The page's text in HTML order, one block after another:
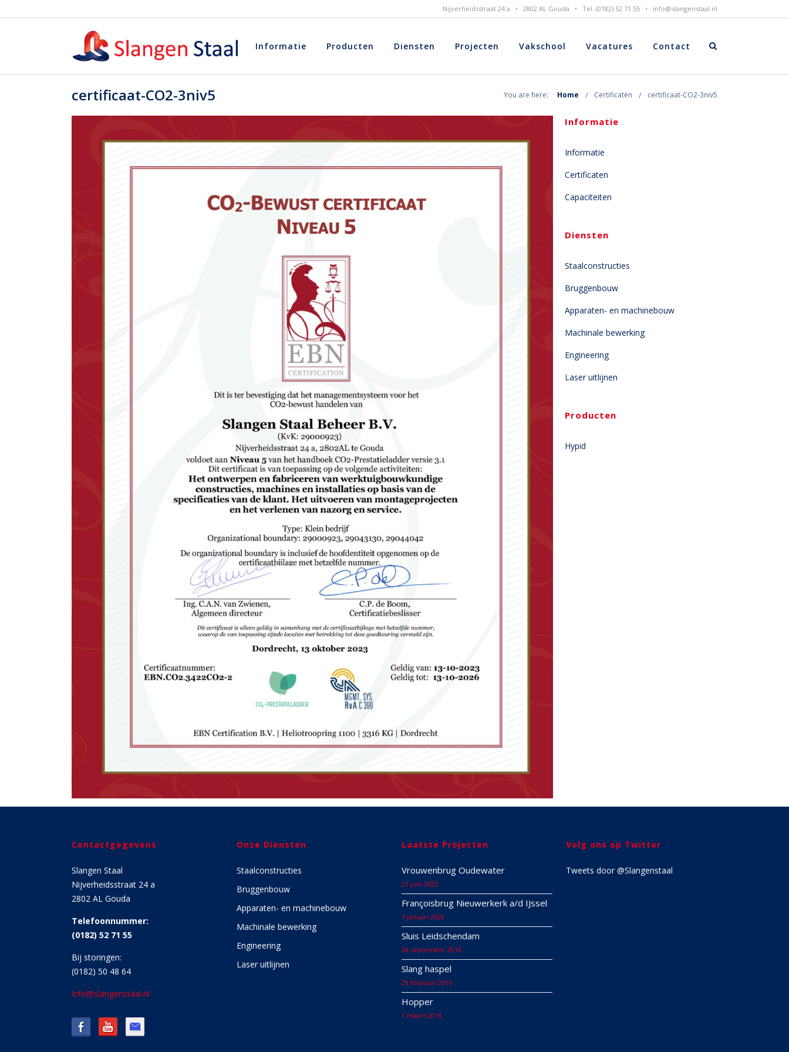
Nijverheidsstraat 24 a • 2802 AL Gouda • Tel. (0182) 52 71 55 • info@slangenstaal.nl
Informatie Producten Diensten Projecten Vakschool Vacatures Contact
certificaat-CO2-3niv5 You are here: Home Certificaten certificaat-CO2-3niv5
Informatie
Informatie
Certificaten
Capaciteiten
Diensten
Staalconstructies
Bruggenbouw
Apparaten- en machinebouw
Machinale bewerking
Engineering
Laser uitlijnen
Producten
Hypid
Contactgegevens
Slangen Staal
Nijverheidsstraat 24 a
2802 AL Gouda
Telefoonnummer:
(0182) 52 71 55
Bij storingen:
(0182) 50 48 64
info@slangenstaal.nl
Onze Diensten
Staalconstructies
Bruggenbouw
Apparaten- en machinebouw
Machinale bewerking
Engineering
Laser uitlijnen
Laatste Projecten
Vrouwenbrug Oudewater
21 juni 2022
Françoisbrug Nieuwerkerk a/d IJssel
7 januari 2020
Sluis Leidschendam
28 september 2016
Slang haspel
29 februari 2016
Hopper
1 maart 2016
Volg ons op Twitter
Tweets door @Slangenstaal